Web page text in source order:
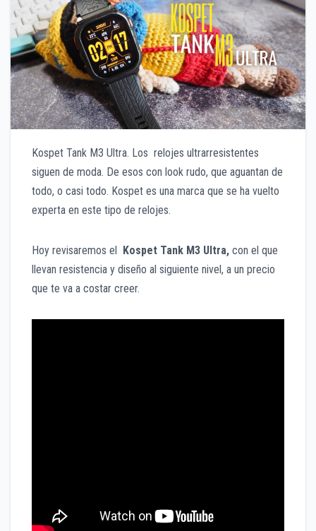
Kospet Tank M3 Ultra. Los relojes ultrarresistentes
siguen de moda. De esos con look rudo, que aguantan de
todo, o casi todo. Kospet es una marca que se ha vuelto
experta en este tipo de relojes.
Hoy revisaremos el Kospet Tank M3 Ultra, con el que
llevan resistencia y diseño al siguiente nivel, a un precio
que te va a costar creer.